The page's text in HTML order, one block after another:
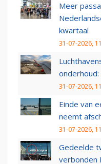
Meer
kwartaal
31-07-2026,
31-07-2026,
Einde van
neemt
31-07-2026,
Gedeelde
verbonden